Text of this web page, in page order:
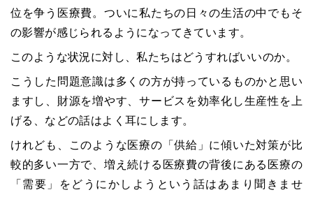
位を争う医療費。ついに私たちの日々の生活の中でもそ
の影響が感じられるようになってきています。
このような状況に対し、私たちはどうすればいいのか。
こうした問題意識は多くの方が持っているものかと思い
ますし、財源を増やす、サービスを効率化し生産性を上
げる、などの話はよく耳にします。
けれども、このような医療の「供給」に傾いた対策が比
較的多い一方で、増え続ける医療費の背後にある医療の
「需要」をどうにかしようという話はあまり聞きませ